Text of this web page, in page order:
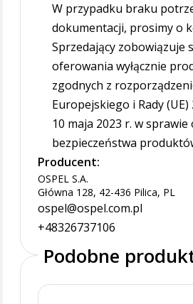
W przypadku braku
dokumentacji, prosimy o
Sprzedający zobowiązuje
oferowania wyłącznie
zgodnych z
Europejskiego i Rady
10 maja 2023 r. w
bezpieczeństwa
Producent:
OSPEL S.A.
Główna 128, 42-436 Pilica, PL
ospel@ospel.com.pl
+48326737106
Podobne